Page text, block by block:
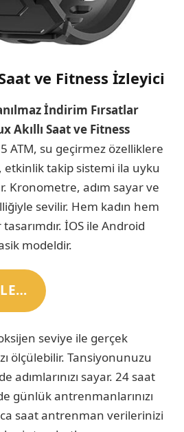
ve Fitness İzleyici
İndirim Fırsatlar
Akıllı Saat ve Fitness
ATM, su geçirmez özelliklere
etkinlik takip sistemi ila uyku
Kronometre, adım sayar ve
sevilir. Hem kadın hem
İOS ile Android
modeldir.
seviye ile gerçek
ölçülebilir. Tansiyonunuzu
adımlarınızı sayar. 24 saat
günlük antrenmanlarınızı
saat antrenman verilerinizi